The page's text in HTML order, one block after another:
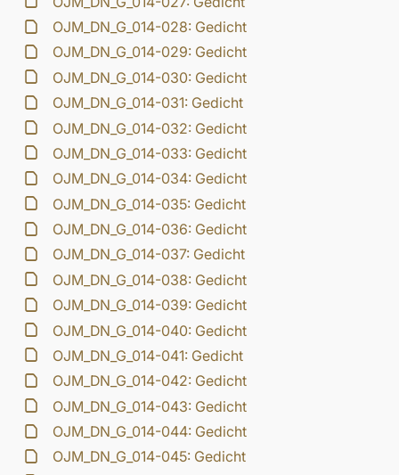
OJM_DN_G_014-028: Gedicht
OJM_DN_G_014-029: Gedicht
OJM_DN_G_014-030: Gedicht
OJM_DN_G_014-031: Gedicht
OJM_DN_G_014-032: Gedicht
OJM_DN_G_014-033: Gedicht
OJM_DN_G_014-034: Gedicht
OJM_DN_G_014-035: Gedicht
OJM_DN_G_014-036: Gedicht
OJM_DN_G_014-037: Gedicht
OJM_DN_G_014-038: Gedicht
OJM_DN_G_014-039: Gedicht
OJM_DN_G_014-040: Gedicht
OJM_DN_G_014-041: Gedicht
OJM_DN_G_014-042: Gedicht
OJM_DN_G_014-043: Gedicht
OJM_DN_G_014-044: Gedicht
OJM_DN_G_014-045: Gedicht